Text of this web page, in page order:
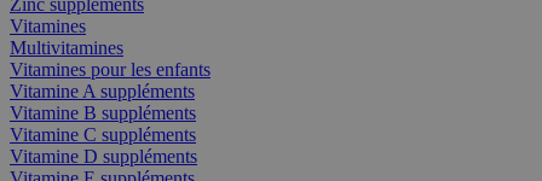
Zinc suppléments
Vitamines
Multivitamines
Vitamines pour les enfants
Vitamine A suppléments
Vitamine B suppléments
Vitamine C suppléments
Vitamine D suppléments